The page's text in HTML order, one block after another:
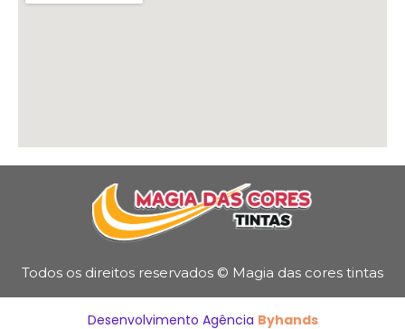
Todos os direitos reservados © Magia das cores tintas
Desenvolvimento Agência Byhands